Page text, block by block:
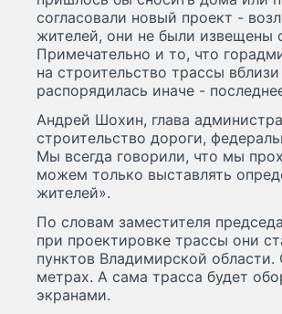
согласовали новый проект -
жителей, они не были извещены
Примечательно и то, что
на строительство трассы
распорядилась иначе -
Андрей Шохин, глава
строительство дороги,
Мы всегда говорили, что мы
можем только выставлять
жителей».
По словам заместителя
при проектировке трассы они
пунктов Владимирской
метрах. А сама трасса будет
экранами.